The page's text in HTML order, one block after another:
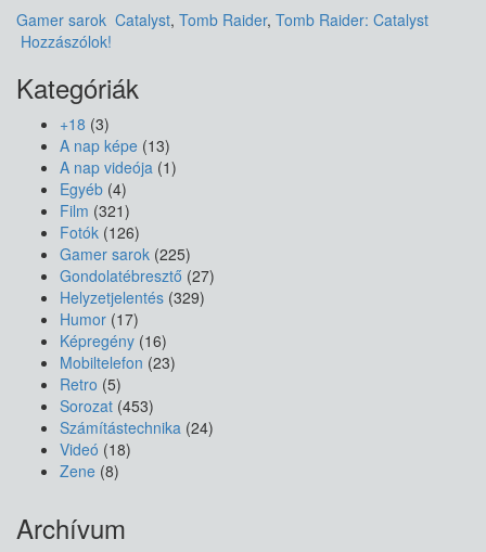
Gamer sarok Catalyst, Tomb Raider, Tomb Raider: Catalyst
Hozzászólok!
Kategóriák
+18 (3)
A nap képe (13)
A nap videója (1)
Egyéb (4)
Film (321)
Fotók (126)
Gamer sarok (225)
Gondolatébresztő (27)
Helyzetjelentés (329)
Humor (17)
Képregény (16)
Mobiltelefon (23)
Retro (5)
Sorozat (453)
Számítástechnika (24)
Videó (18)
Zene (8)
Archívum